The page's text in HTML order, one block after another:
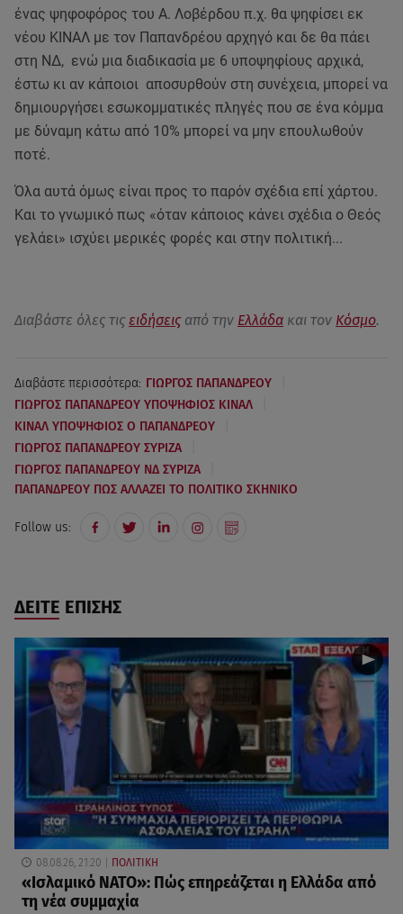
ένας ψηφοφόρος του Α. Λοβέρδου π.χ. θα ψηφίσει εκ
νέου ΚΙΝΑΛ με τον Παπανδρέου αρχηγό και δε θα πάει
στη ΝΔ, ενώ μια διαδικασία με 6 υποψηφίους αρχικά,
έστω κι αν κάποιοι αποσυρθούν στη συνέχεια, μπορεί να
δημιουργήσει εσωκομματικές πληγές που σε ένα κόμμα
με δύναμη κάτω από 10% μπορεί να μην επουλωθούν
ποτέ.
Όλα αυτά όμως είναι προς το παρόν σχέδια επί χάρτου.
Και το γνωμικό πως «όταν κάποιος κάνει σχέδια ο Θεός
γελάει» ισχύει μερικές φορές και στην πολιτική...
Διαβάστε όλες τις ειδήσεις από την Ελλάδα και τον Κόσμο.
Διαβάστε περισσότερα: ΓΙΩΡΓΟΣ ΠΑΠΑΝΔΡΕΟΥ
ΓΙΩΡΓΟΣ ΠΑΠΑΝΔΡΕΟΥ ΥΠΟΨΗΦΙΟΣ ΚΙΝΑΛ
ΚΙΝΑΛ ΥΠΟΨΗΦΙΟΣ Ο ΠΑΠΑΝΔΡΕΟΥ
ΓΙΩΡΓΟΣ ΠΑΠΑΝΔΡΕΟΥ ΣΥΡΙΖΑ
ΓΙΩΡΓΟΣ ΠΑΠΑΝΔΡΕΟΥ ΝΔ ΣΥΡΙΖΑ
ΠΑΠΑΝΔΡΕΟΥ ΠΩΣ ΑΛΛΑΖΕΙ ΤΟ ΠΟΛΙΤΙΚΟ ΣΚΗΝΙΚΟ
Follow us:
ΔΕΙΤΕ ΕΠΙΣΗΣ
08.08.26, 21:20 ΠΟΛΙΤΙΚΗ
«Ισλαμικό ΝΑΤΟ»: Πώς επηρεάζεται η Ελλάδα από
τη νέα συμμαχία